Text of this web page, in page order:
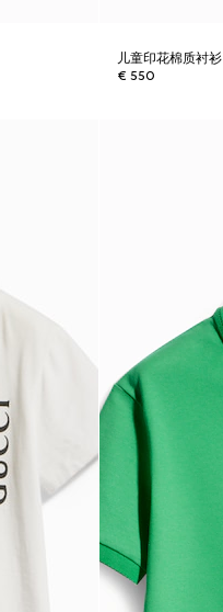
儿童印花棉质衬衫
€ 550